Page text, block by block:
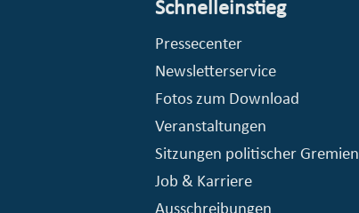
Schnelleinstieg
Pressecenter
Newsletterservice
Fotos zum Download
Veranstaltungen
Sitzungen politischer Gremien
Job & Karriere
Ausschreibungen
© Stadt Essen, Presse- und Kommunikationsamt